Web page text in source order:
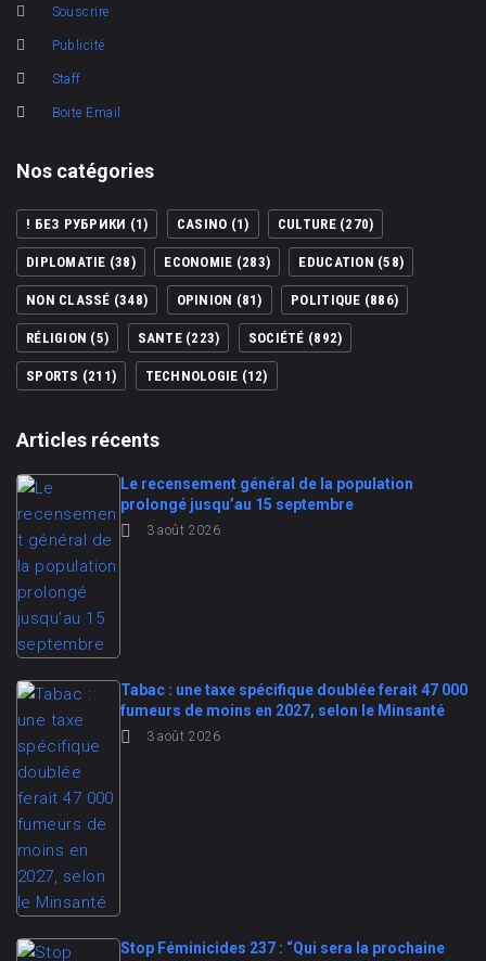
Souscrire
Publicité
Staff
Boite Email
Nos catégories
! БЕЗ РУБРИКИ (1) CASINO (1) CULTURE(270)
DIPLOMATIE (38) ECONOMIE (283) EDUCATION (58)
NON CLASSÉ (348) OPINION (81) POLITIQUE (886)
RÉLIGION (5) SANTE(223) SOCIÉTÉ (892)
SPORTS (211) TECHNOLOGIE (12)
Articles récents
Le recensement général de la population
prolongé jusqu’au 15 septembre
3 août 2026
Tabac : une taxe spécifique doublée ferait 47 000
fumeurs de moins en 2027, selon le Minsanté
3 août 2026
Stop Féminicides 237 : “Qui sera la prochaine